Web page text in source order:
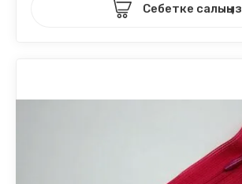
Себетке салыңыз